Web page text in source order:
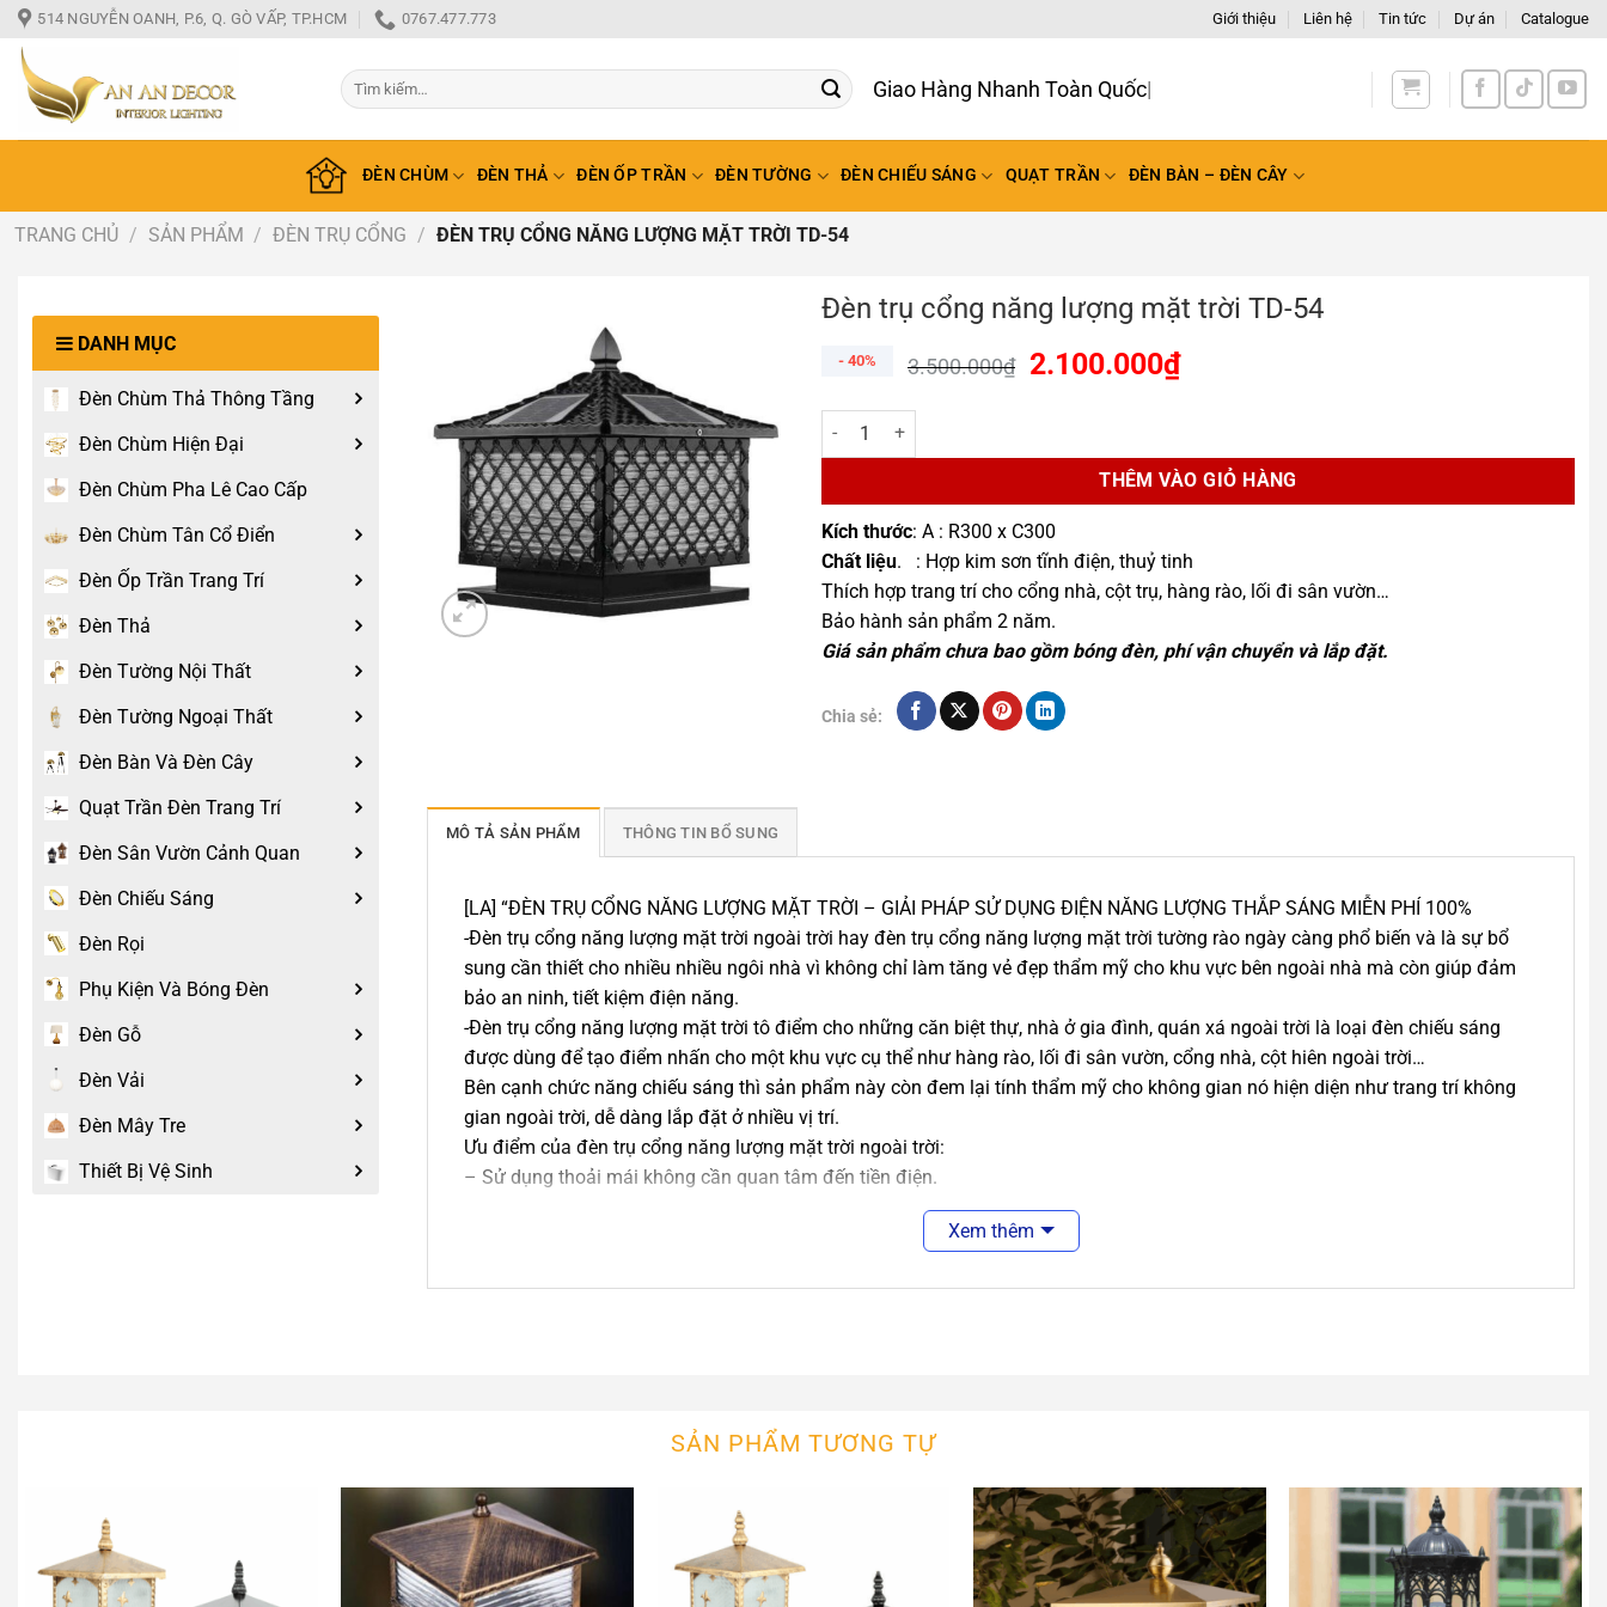
Bỏ
qua
nội
dung
514 NGUYỄN OANH, P.6, Q. GÒ VẤP, TP.HCM 0767.477.773 Giới thiệu Liên hệ Tin tức Dự án Catalogue
Tìm
kiếm:
Giao Hàng Nhanh Toàn Quốc
ĐÈN CHÙM ĐÈN THẢ ĐÈN ỐP TRẦN ĐÈN TƯỜNG ĐÈN CHIẾU SÁNG QUẠT TRẦN ĐÈN BÀN – ĐÈN CÂY
TRANG CHỦ / SẢN PHẨM / ĐÈN TRỤ CỔNG / ĐÈN TRỤ CỔNG NĂNG LƯỢNG MẶT TRỜI TD-54
DANH MỤC
Đèn Chùm Thả Thông Tầng
Đèn Chùm Hiện Đại
Đèn Chùm Pha Lê Cao Cấp
Đèn Chùm Tân Cổ Điển
Đèn Ốp Trần Trang Trí
Đèn Thả
Đèn Tường Nội Thất
Đèn Tường Ngoại Thất
Đèn Bàn Và Đèn Cây
Quạt Trần Đèn Trang Trí
Đèn Sân Vườn Cảnh Quan
Đèn Chiếu Sáng
Đèn Rọi
Phụ Kiện Và Bóng Đèn
Đèn Gỗ
Đèn Vải
Đèn Mây Tre
Thiết Bị Vệ Sinh
Đèn trụ cổng năng lượng mặt trời TD-54
- 40% 3.500.000₫ 2.100.000₫
Đèn trụ cổng năng lượng mặt trời TD-54 số lượng
THÊM VÀO GIỎ HÀNG
Kích thước: A : R300 x C300
Chất liệu.
: Hợp kim sơn tĩnh điện, thuỷ tinh
Thích hợp trang trí cho cổng nhà, cột trụ, hàng rào, lối đi sân vườn…
Bảo hành sản phẩm 2 năm.
Giá sản phẩm chưa bao gồm bóng đèn, phí vận chuyển và lắp đặt.
Chia sẻ:
MÔ TẢ SẢN PHẨM THÔNG TIN BỔ SUNG
[LA] “ĐÈN TRỤ CỔNG NĂNG LƯỢNG MẶT TRỜI – GIẢI PHÁP SỬ DỤNG ĐIỆN NĂNG LƯỢNG THẮP SÁNG MIỄN PHÍ 100%
-Đèn trụ cổng năng lượng mặt trời ngoài trời hay đèn trụ cổng năng lượng mặt trời tường rào ngày càng phổ biến và là sự bổ
sung cần thiết cho nhiều nhiều ngôi nhà vì không chỉ làm tăng vẻ đẹp thẩm mỹ cho khu vực bên ngoài nhà mà còn giúp đảm
bảo an ninh, tiết kiệm điện năng.
-Đèn trụ cổng năng lượng mặt trời tô điểm cho những căn biệt thự, nhà ở gia đình, quán xá ngoài trời là loại đèn chiếu sáng
được dùng để tạo điểm nhấn cho một khu vực cụ thể như hàng rào, lối đi sân vườn, cổng nhà, cột hiên ngoài trời…
Bên cạnh chức năng chiếu sáng thì sản phẩm này còn đem lại tính thẩm mỹ cho không gian nó hiện diện như trang trí không
gian ngoài trời, dễ dàng lắp đặt ở nhiều vị trí.
Ưu điểm của đèn trụ cổng năng lượng mặt trời ngoài trời:
– Sử dụng thoải mái không cần quan tâm đến tiền điện.
– Tự động cảm biến phát sáng khi trời tối, tắt khi trời sáng.
-Chiếc đèn được gia công từ chất liệu hợp kim cao cấp chịu được tác động nắng mưa của thời tiết thông thường để đảm bảo
độ bền chắc của chiếc đèn.
– Đèn trụ cổng được làm từ nhiều chất liệu khác nhau nhưng phổ biến là 4 chất liệu : nhôm đúc, đồng nguyên chất, sắt và
gang đúc sẽ giúp đèn có độ bền trên 10 năm.
Xem thêm
SẢN PHẨM TƯƠNG TỰ